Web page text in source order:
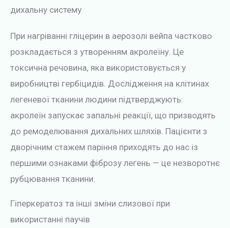
дихальну систему
При нагріванні гліцерин в аерозолі вейпа частково
розкладається з утворенням акролеїну. Це
токсична речовина, яка використовується у
виробництві гербіцидів. Дослідження на клітинах
легеневої тканини людини підтверджують:
акролеїн запускає запальні реакції, що призводять
до ремоделювання дихальних шляхів. Пацієнти з
дворічним стажем паріння приходять до нас із
першими ознаками фіброзу легень — це незворотнє
рубцювання тканини.
Гіперкератоз та інші зміни слизової при
використанні паучів